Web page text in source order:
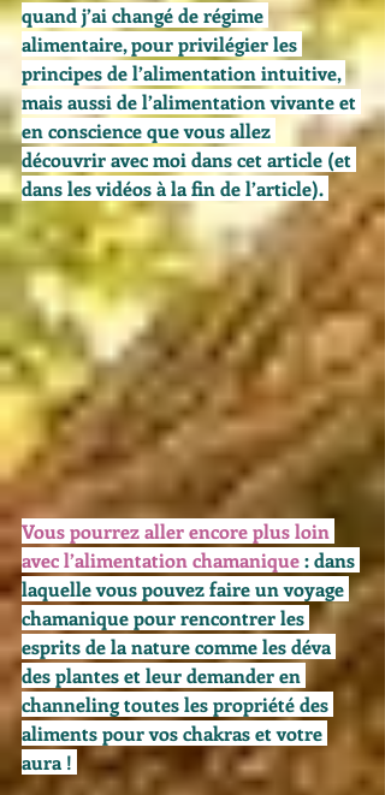
quand j’ai changé de régime
alimentaire, pour privilégier les
principes de l’alimentation intuitive,
mais aussi de l’alimentation vivante et
en conscience que vous allez
découvrir avec moi dans cet article (et
dans les vidéos à la fin de l’article).
Vous pourrez aller encore plus loin
avec l’alimentation chamanique: dans
laquelle vous pouvez faire un voyage
chamanique pour rencontrer les
esprits de la nature comme les déva
des plantes et leur demander en
channeling toutes les propriété des
aliments pour vos chakras et votre
aura !